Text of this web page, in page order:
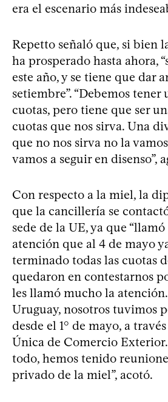
era el escenario más
Repetto señaló que, si bien
ha prosperado hasta ahora,
este año, y se tiene que dar
setiembre”. “Debemos
cuotas, pero tiene que ser
cuotas que nos sirva. Una
que no nos sirva no la
vamos a seguir en disenso”,
Con respecto a la miel, la
que la cancillería se
sede de la UE, ya que
atención que al 4 de mayo
terminado todas las cuotas
quedaron en contestarnos
les llamó mucho la
Uruguay, nosotros tuvimos
desde el 1° de mayo, a
Única de Comercio
todo, hemos tenido
privado de la miel”, acotó.